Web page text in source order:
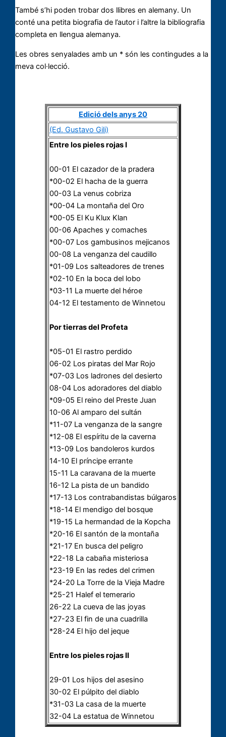
També s’hi poden trobar dos llibres en alemany. Un
conté una petita biografia de l’autor i l’altre la bibliografia
completa en llengua alemanya.
Les obres senyalades amb un * són les contingudes a la
meva col·lecció.
Edició dels anys 20
(Ed. Gustavo Gili)
Entre los pieles rojas I
00-01 El cazador de la pradera
*00-02 El hacha de la guerra
00-03 La venus cobriza
*00-04 La montaña del Oro
*00-05 El Ku Klux Klan
00-06 Apaches y comaches
*00-07 Los gambusinos mejicanos
00-08 La venganza del caudillo
*01-09 Los salteadores de trenes
*02-10 En la boca del lobo
*03-11 La muerte del héroe
04-12 El testamento de Winnetou
Por tierras del Profeta
*05-01 El rastro perdido
06-02 Los piratas del Mar Rojo
*07-03 Los ladrones del desierto
08-04 Los adoradores del diablo
*09-05 El reino del Preste Juan
10-06 Al amparo del sultán
*11-07 La venganza de la sangre
*12-08 El espíritu de la caverna
*13-09 Los bandoleros kurdos
14-10 El príncipe errante
15-11 La caravana de la muerte
16-12 La pista de un bandido
*17-13 Los contrabandistas búlgaros
*18-14 El mendigo del bosque
*19-15 La hermandad de la Kopcha
*20-16 El santón de la montaña
*21-17 En busca del peligro
*22-18 La cabaña misteriosa
*23-19 En las redes del crimen
*24-20 La Torre de la Vieja Madre
*25-21 Halef el temerario
26-22 La cueva de las joyas
*27-23 El fin de una cuadrilla
*28-24 El hijo del jeque
Entre los pieles rojas II
29-01 Los hijos del asesino
30-02 El púlpito del diablo
*31-03 La casa de la muerte
32-04 La estatua de Winnetou